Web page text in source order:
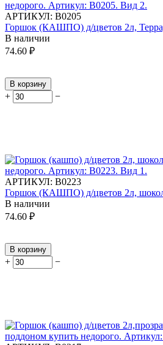
АРТИКУЛ: В0205
Горшок (КАШПО) д/цветов 2л,
В наличии
74.60 ₽
В корзину
+ −
АРТИКУЛ: В0223
Горшок (КАШПО) д/цветов 2л,
В наличии
74.60 ₽
В корзину
+ −